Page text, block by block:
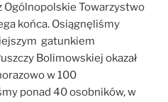
Ogólnopolskie Towarzystwo
końca. Osiągnęliśmy
gatunkiem
Bolimowskiej okazał
w 100
ponad 40 osobników, w